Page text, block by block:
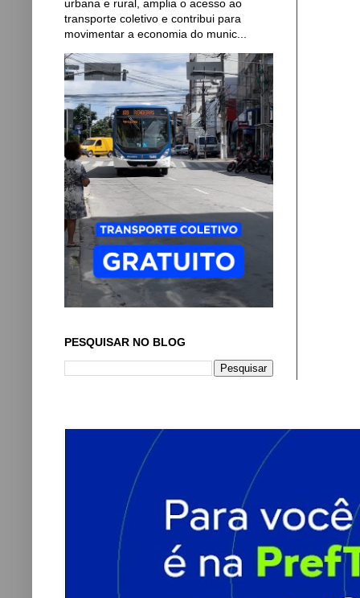
urbana e rural, amplia o acesso ao
transporte coletivo e contribui para
movimentar a economia do munic...
PESQUISAR NO BLOG